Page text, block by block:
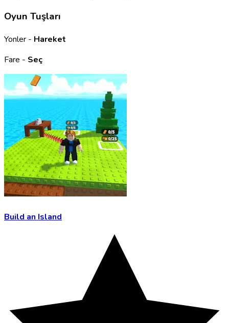
Oyun Tuşları
Yonler - Hareket
Fare - Seç
Build an Island